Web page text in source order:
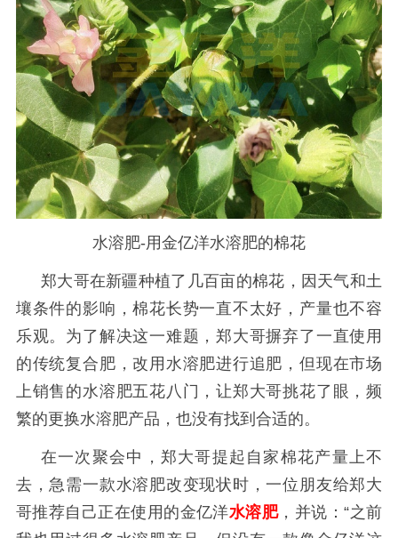
水溶肥-用金亿洋水溶肥的棉花
郑大哥在新疆种植了几百亩的棉花，因天气和土
壤条件的影响，棉花长势一直不太好，产量也不容
乐观。为了解决这一难题，郑大哥摒弃了一直使用
的传统复合肥，改用水溶肥进行追肥，但现在市场
上销售的水溶肥五花八门，让郑大哥挑花了眼，频
繁的更换水溶肥产品，也没有找到合适的。
在一次聚会中，郑大哥提起自家棉花产量上不
去，急需一款水溶肥改变现状时，一位朋友给郑大
哥推荐自己正在使用的金亿洋水溶肥，并说：“之前